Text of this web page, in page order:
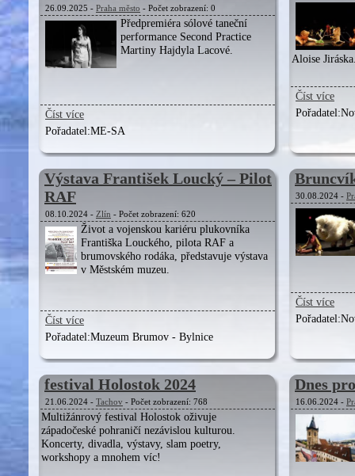
26.09.2025 - Praha město - Počet zobrazení: 0
Předpremiéra sólové taneční
performance Second Practice
Martiny Hajdyla Lacové.
Číst více
Pořadatel:ME-SA
Aloise
Číst více
Pořadatel:
Výstava František Loucký – Pilot
RAF
08.10.2024 - Zlín - Počet zobrazení: 620
Život a vojenskou kariéru plukovníka
Františka Louckého, pilota RAF a
brumovského rodáka, představuje výstava
v Městském muzeu.
Číst více
Pořadatel:Muzeum Brumov - Bylnice
30.08.2024 -
Číst více
Pořadatel:
festival Holostok 2024
21.06.2024 - Tachov - Počet zobrazení: 768
Multižánrový festival Holostok oživuje
západočeské pohraničí nezávislou kulturou.
Koncerty, divadla, výstavy, slam poetry,
workshopy a mnohem víc!
Dnes
16.06.2024 -